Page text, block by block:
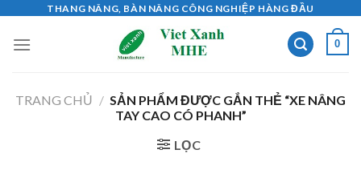
content
THANG NÂNG, BÀN NÂNG CÔNG NGHIỆP HÀNG ĐẦU
0
TRANG CHỦ / SẢN PHẨM ĐƯỢC GẮN THẺ “XE NÂNG
TAY CAO CÓ PHANH”
LỌC